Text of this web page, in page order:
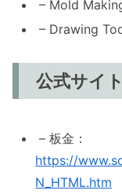
– Mold
– Drawing
公式サイト
– 板金：
https://
N_HTML.htm